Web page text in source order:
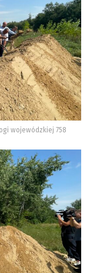
wojewódzkiej 758